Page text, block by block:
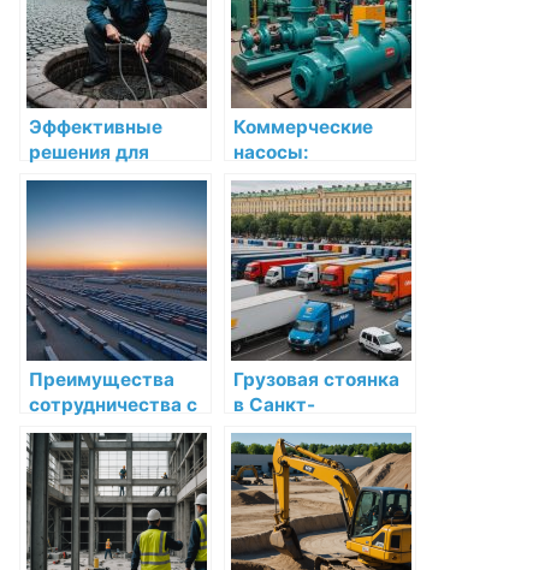
Эффективные
решения для
прочистки
канализации в
Санкт-Петербурге
и области
Коммерческие
насосы:
эффективные
решения для
бизнеса и
промышленности
в Ростове-на-Дону
Преимущества
сотрудничества с
Eurasian Bridge
Kazakhstan:
Ведущей
транспортной
компанией в
Казахстане
Грузовая стоянка
в Санкт-
Петербурге:
комфорт и
доступность по
разумной цене